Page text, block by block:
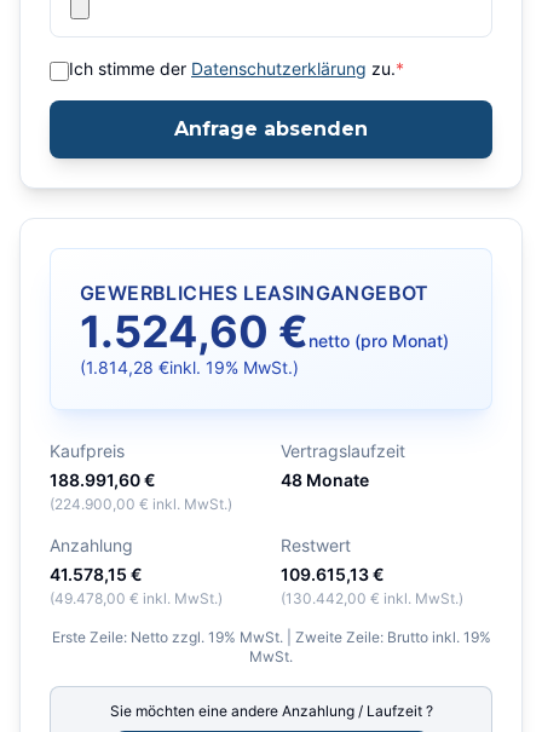
Ich stimme der Datenschutzerklärung zu.*
Anfrage absenden
GEWERBLICHES LEASINGANGEBOT
1.524,60 €netto (pro Monat)
(1.814,28 €inkl. 19% MwSt.)
Kaufpreis
188.991,60 €
(224.900,00 € inkl. MwSt.)
Vertragslaufzeit
48 Monate
Anzahlung
41.578,15 €
(49.478,00 € inkl. MwSt.)
Restwert
109.615,13 €
(130.442,00 € inkl. MwSt.)
Erste Zeile: Netto zzgl. 19% MwSt. | Zweite Zeile: Brutto inkl. 19%
MwSt.
Sie möchten eine andere Anzahlung / Laufzeit ?